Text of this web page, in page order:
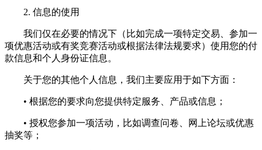
2. 信息的使用
我们仅在必要的情况下（比如完成一项特定交易、参加一
项优惠活动或有奖竞赛活动或根据法律法规要求）使用您的付
款信息和个人身份证信息。
关于您的其他个人信息，我们主要应用于如下方面：
• 根据您的要求向您提供特定服务、产品或信息；
• 授权您参加一项活动，比如调查问卷、网上论坛或优惠
抽奖等；